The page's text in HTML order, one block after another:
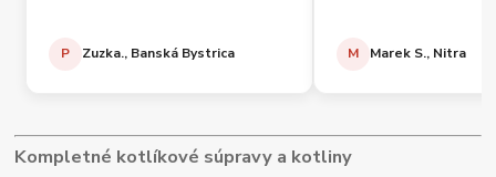
P Zuzka., Banská Bystrica M Marek S., Nitra
Kompletné kotlíkové súpravy a kotliny